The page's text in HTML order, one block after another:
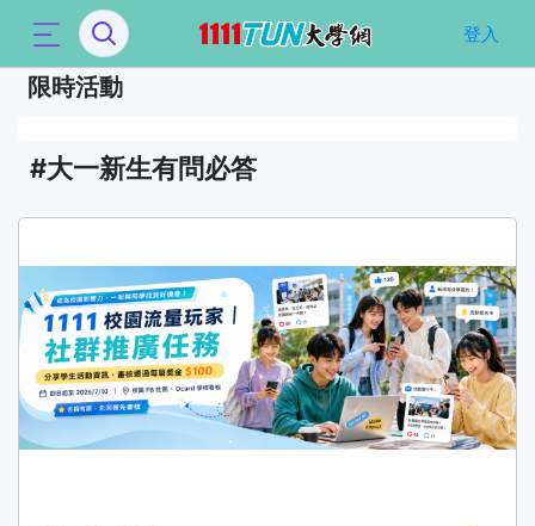
登入
限時活動
大一新生有問必答